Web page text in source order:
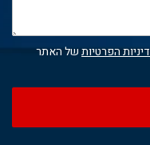
הפרטיותשל האתר